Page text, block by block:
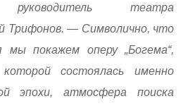
руководитель театра
Трифонов. — Символично, что
покажем оперу „Богема“,
состоялась именно
эпохи, атмосфера поиска